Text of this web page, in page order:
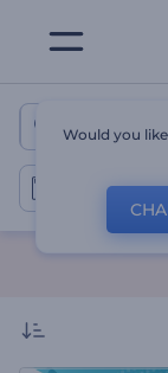
Would you